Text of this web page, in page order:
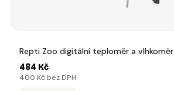
Repti Zoo digitální teploměr a vlhkoměr
484 Kč
400 Kč bez DPH